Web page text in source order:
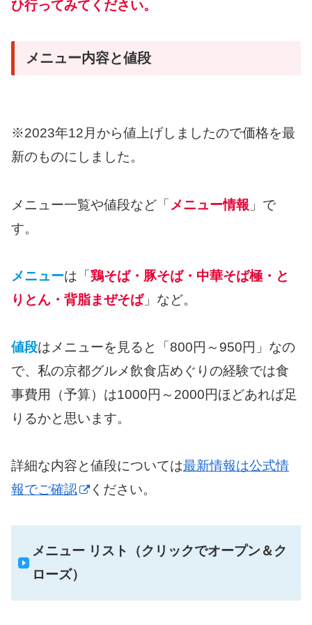
ひ行ってみてください。
メニュー内容と値段
※2023年12月から値上げしましたので価格を最
新のものにしました。
メニュー一覧や値段など「 メニュー情報 」で
す。
メニューは「鶏そば・豚そば・中華そば極・と
りとん・背脂まぜそば」など。
値段はメニューを見ると「800円～950円」なの
で、私の京都グルメ飲食店めぐりの経験では食
事費用（予算）は1000円～2000円ほどあれば足
りるかと思います。
詳細な内容と値段については最新情報は公式情
報でご確認
ください。
メニュー リスト（クリックでオープン＆ク
ローズ）